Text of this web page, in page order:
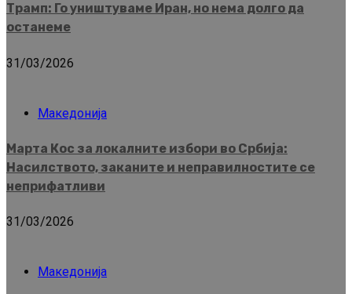
Трамп: Го уништуваме Иран, но нема долго да
останеме
31/03/2026
Македонија
Марта Кос за локалните избори во Србија:
Насилството, заканите и неправилностите се
неприфатливи
31/03/2026
Македонија